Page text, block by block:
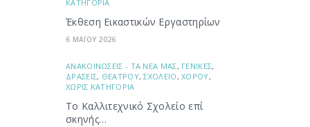
ΚΑΤΗΓΟΡΙΑ
Έκθεση Εικαστικών Εργαστηρίων
6 ΜΑΪΟΥ 2026
ΑΝΑΚΟΙΝΩΣΕΙΣ - ΤΑ ΝΕΑ ΜΑΣ, ΓΕΝΙΚΕΣ,
ΔΡΑΣΕΙΣ, ΘΕΑΤΡΟΥ,ΣΧΟΛΕΙΟ,ΧΟΡΟΥ,
ΧΩΡΙΣ ΚΑΤΗΓΟΡΙΑ
Το Καλλιτεχνικό Σχολείο επί
σκηνής…